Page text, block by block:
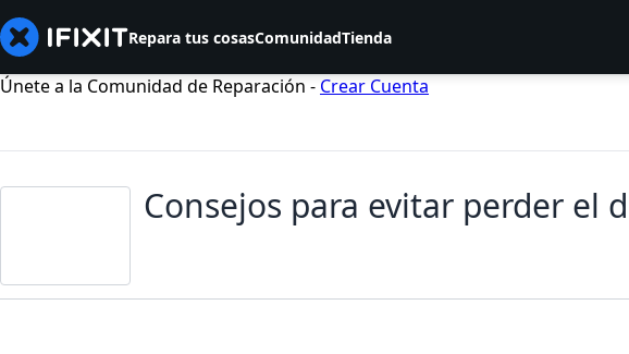
Repara tus cosasComunidadTienda
Únete a la Comunidad de Reparación - Crear Cuenta
Consejos para evitar perder el